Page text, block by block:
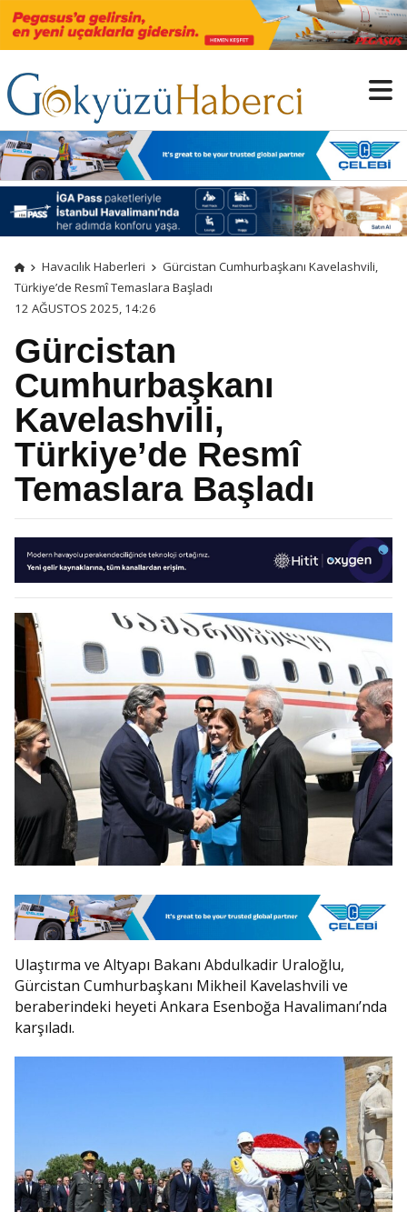
Havacılık Haberleri
Gürcistan Cumhurbaşkanı Kavelashvili,
Türkiye’de Resmî Temaslara Başladı
12 AĞUSTOS 2025, 14:26
Gürcistan
Cumhurbaşkanı
Kavelashvili,
Türkiye’de Resmî
Temaslara Başladı
Ulaştırma ve Altyapı Bakanı Abdulkadir Uraloğlu,
Gürcistan Cumhurbaşkanı Mikheil Kavelashvili ve
beraberindeki heyeti Ankara Esenboğa Havalimanı’nda
karşıladı.